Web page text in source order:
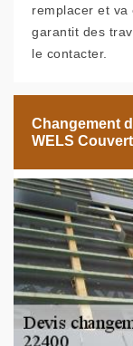
remplacer et
garantit des
le contacter.
Changement
WELS